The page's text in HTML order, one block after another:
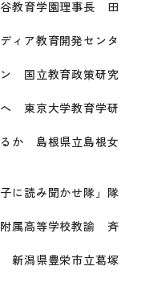
教育学園理事長 田
ィア教育開発センタ
ン 国立教育政策研究
東京大学教育学研
か 島根県立島根女
に読み聞かせ隊」隊
属高等学校教諭 斉
新潟県豊栄市立葛塚